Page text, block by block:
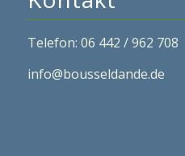
Telefon: 06 442 / 962 708
info@bousseldande.de